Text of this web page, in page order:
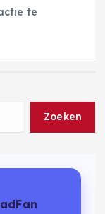
te
Zoeken